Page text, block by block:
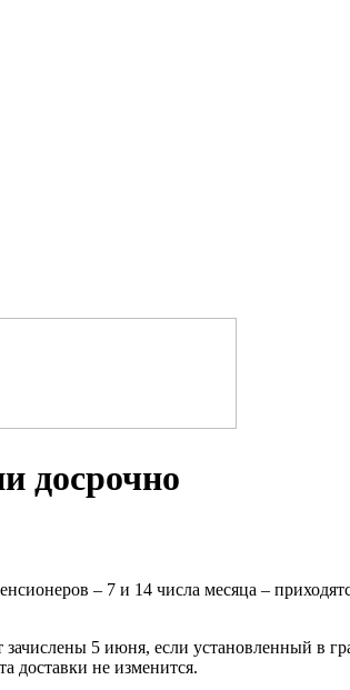
досрочно
– 7 и 14 числа месяца –
5 июня, если установленный в
доставки не изменится.